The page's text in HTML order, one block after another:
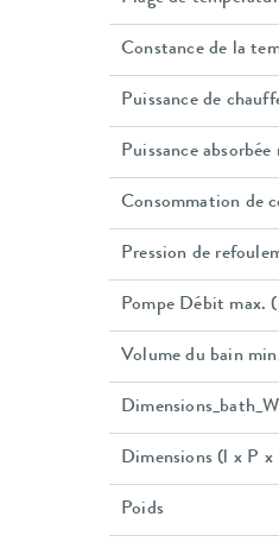
Constance de la
Puissance de
Puissance absorbée
Consommation de
Pression de
Pompe Débit max.
Volume du bain
Dimensions (l x P x
Poids